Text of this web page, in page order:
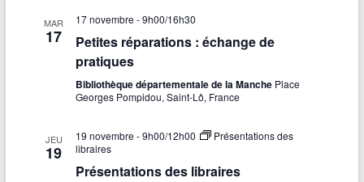
MAR
17
17 novembre - 9h00/16h30
Petites réparations : échange de
pratiques
Bibliothèque départementale de la Manche Place
Georges Pompidou, Saint-Lô, France
JEU
19
19 novembre - 9h00/12h00
Présentations des
libraires
Présentations des libraires